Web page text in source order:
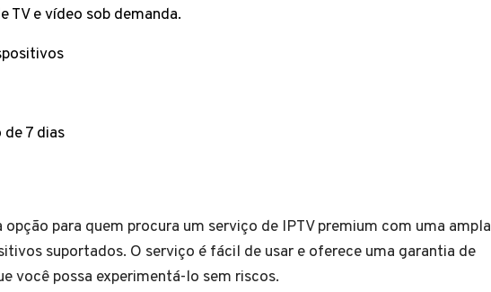
e vídeo sob demanda.
7 dias
opção para quem procura um serviço de IPTV premium com uma ampla
suportados. O serviço é fácil de usar e oferece uma garantia de
você possa experimentá-lo sem riscos.